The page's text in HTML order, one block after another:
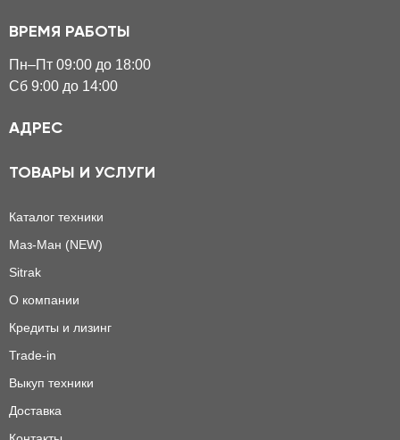
ВРЕМЯ РАБОТЫ
Пн–Пт 09:00 до 18:00
Сб 9:00 до 14:00
АДРЕС
ТОВАРЫ И УСЛУГИ
Каталог техники
Маз-Ман (NEW)
Sitrak
О компании
Кредиты и лизинг
Trade-in
Выкуп техники
Доставка